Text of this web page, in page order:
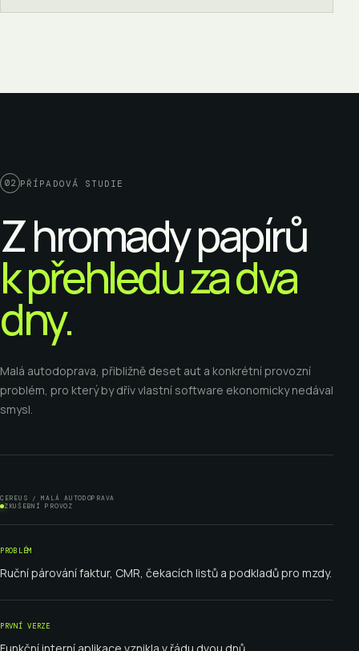
02 PŘÍPADOVÁ STUDIE
Z hromady papírů
k přehledu za dva
dny.
Malá autodoprava, přibližně deset aut a konkrétní provozní
problém, pro který by dřív vlastní software ekonomicky nedával
smysl.
CEREUS / MALÁ AUTODOPRAVA
ZKUŠEBNÍ PROVOZ
PROBLÉM
Ruční párování faktur, CMR, čekacích listů a podkladů pro mzdy.
PRVNÍ VERZE